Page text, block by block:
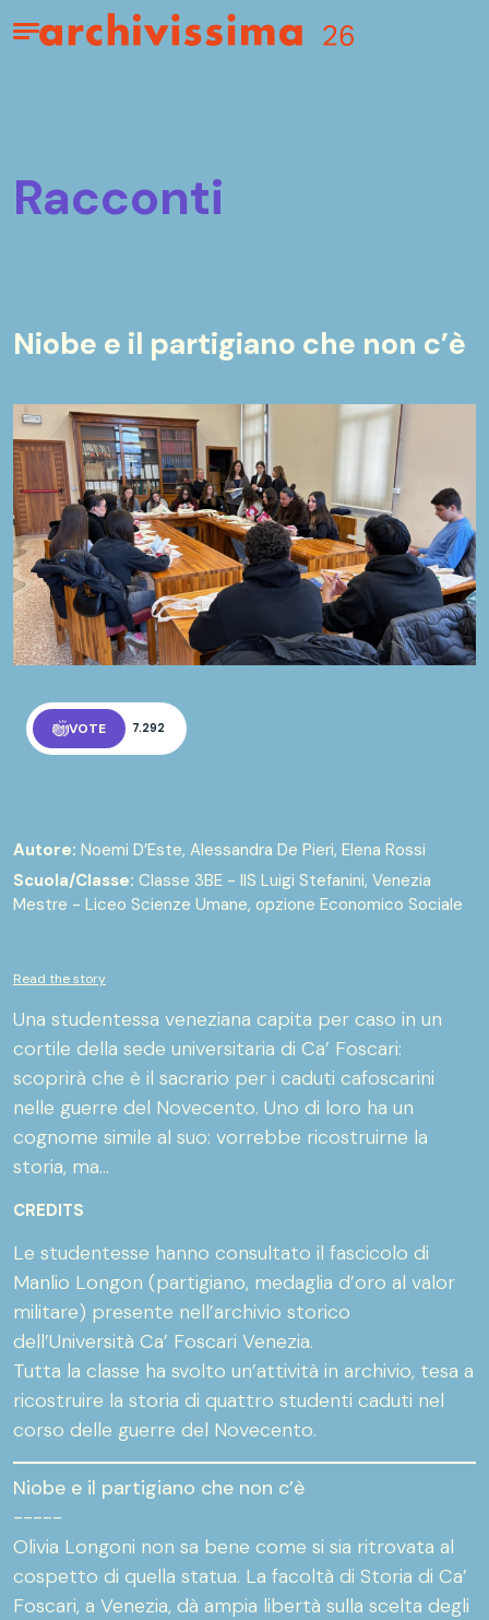
Home page
Apri il menu
racconti
Niobe e il partigiano che non c’è
VOTE 7.292
Autore: Noemi D’Este, Alessandra De Pieri, Elena Rossi
Scuola/Classe: Classe 3BE - IIS Luigi Stefanini, Venezia
Mestre - Liceo Scienze Umane, opzione Economico Sociale
Read the story
Una studentessa veneziana capita per caso in un
cortile della sede universitaria di Ca’ Foscari:
scoprirà che è il sacrario per i caduti cafoscarini
nelle guerre del Novecento. Uno di loro ha un
cognome simile al suo: vorrebbe ricostruirne la
storia, ma...
CREDITS
Le studentesse hanno consultato il fascicolo di
Manlio Longon (partigiano, medaglia d’oro al valor
militare) presente nell’archivio storico
dell’Università Ca’ Foscari Venezia.
Tutta la classe ha svolto un’attività in archivio, tesa a
ricostruire la storia di quattro studenti caduti nel
corso delle guerre del Novecento.
Niobe e il partigiano che non c’è
-----
Olivia Longoni non sa bene come si sia ritrovata al
cospetto di quella statua. La facoltà di Storia di Ca’
Foscari, a Venezia, dà ampia libertà sulla scelta degli